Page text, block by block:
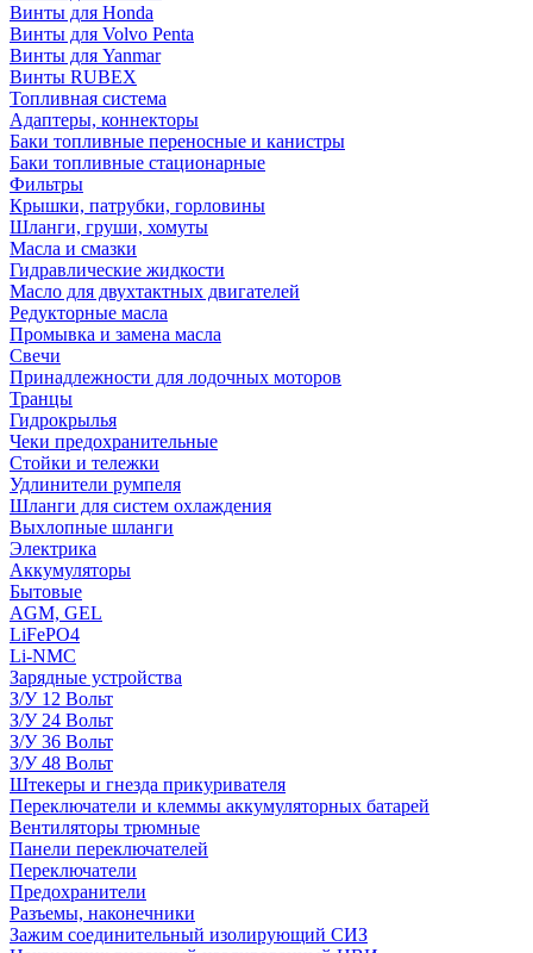
Винты для Honda
Винты для Volvo Penta
Винты для Yanmar
Винты RUBEX
Топливная система
Адаптеры, коннекторы
Баки топливные переносные и канистры
Баки топливные стационарные
Фильтры
Крышки, патрубки, горловины
Шланги, груши, хомуты
Масла и смазки
Гидравлические жидкости
Масло для двухтактных двигателей
Редукторные масла
Промывка и замена масла
Свечи
Принадлежности для лодочных моторов
Транцы
Гидрокрылья
Чеки предохранительные
Стойки и тележки
Удлинители румпеля
Шланги для систем охлаждения
Выхлопные шланги
Электрика
Аккумуляторы
Бытовые
AGM, GEL
LiFePO4
Li-NMC
Зарядные устройства
З/У 12 Вольт
З/У 24 Вольт
З/У 36 Вольт
З/У 48 Вольт
Штекеры и гнезда прикуривателя
Переключатели и клеммы аккумуляторных батарей
Вентиляторы трюмные
Панели переключателей
Переключатели
Предохранители
Разъемы, наконечники
Зажим соединительный изолирующий СИЗ